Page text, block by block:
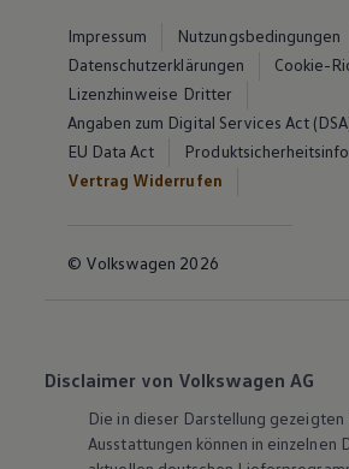
Impressum
Nutzungsbedingungen
Datenschutzerklärungen
Cookie-
Lizenzhinweise Dritter
Angaben zum Digital Services Act
EU Data Act
Vertrag Widerrufen
© Volkswagen 2026
Disclaimer von Volkswagen AG
Die in dieser Darstellung gezeigten
Ausstattungen können in einzelnen